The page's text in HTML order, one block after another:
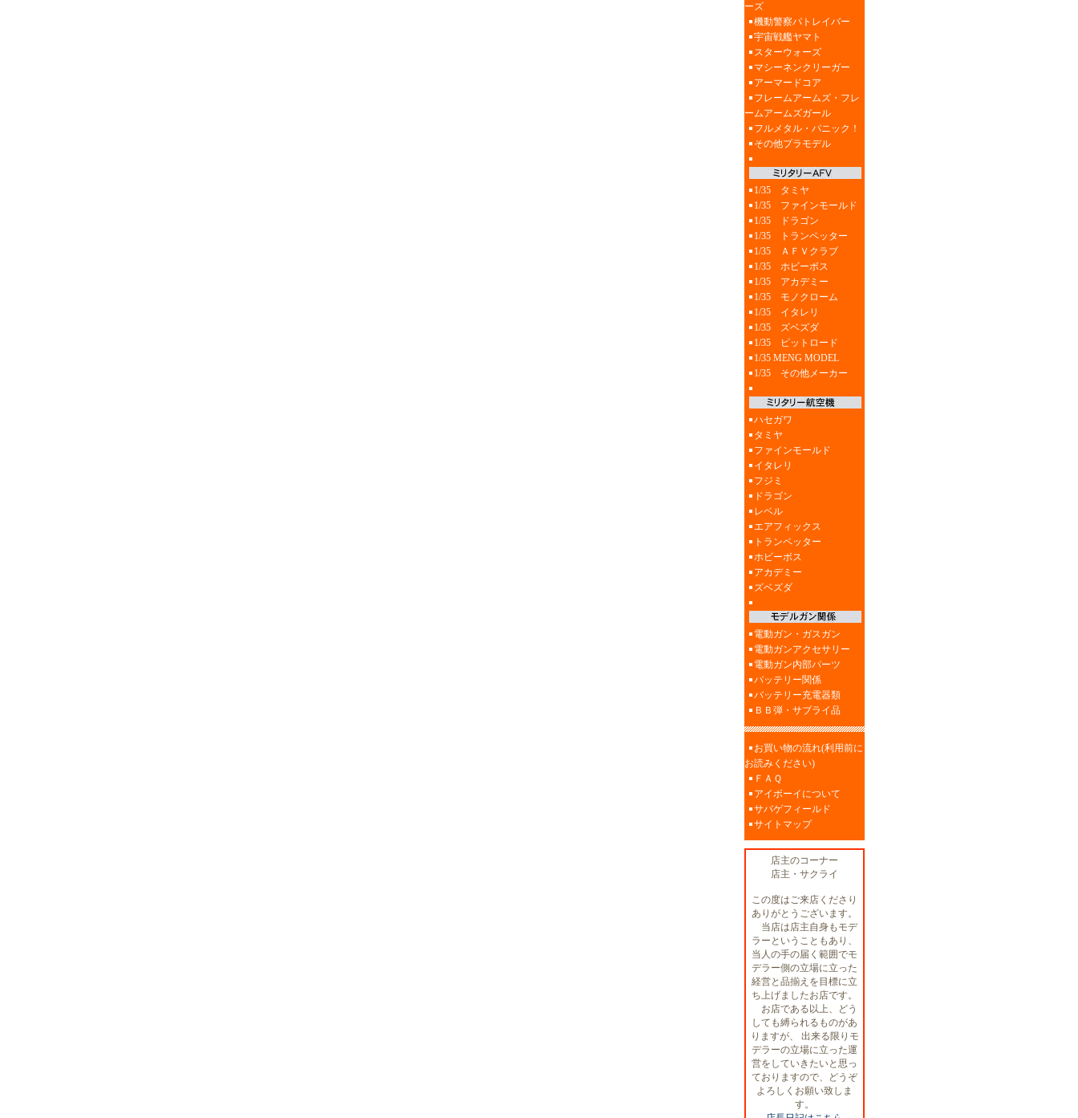
ーズ
機動警察パトレイバー
宇宙戦艦ヤマト
スターウォーズ
マシーネンクリーガー
アーマードコア
フレームアームズ・フレ
ームアームズガール
フルメタル・パニック！
その他プラモデル
1/35 タミヤ
1/35 ファインモールド
1/35 ドラゴン
1/35 トランペッター
1/35 ＡＦＶクラブ
1/35 ホビーボス
1/35 アカデミー
1/35 モノクローム
1/35 イタレリ
1/35 ズベズダ
1/35 ピットロード
1/35 MENG MODEL
1/35 その他メーカー
ハセガワ
タミヤ
ファインモールド
イタレリ
フジミ
ドラゴン
レベル
エアフィックス
トランペッター
ホビーボス
アカデミー
ズベズダ
電動ガン・ガスガン
電動ガンアクセサリー
電動ガン内部パーツ
バッテリー関係
バッテリー充電器類
ＢＢ弾・サブライ品
お買い物の流れ(利用前に
お読みください)
ＦＡＱ
アイボーイについて
サバゲフィールド
サイトマップ
店主のコーナー
店主・サクライ
この度はご来店くださり
ありがとうございます。
当店は店主自身もモデ
ラーということもあり、
当人の手の届く範囲でモ
デラー側の立場に立った
経営と品揃えを目標に立
ち上げましたお店です。
お店である以上、どう
しても縛られるものがあ
りますが、 出来る限りモ
デラーの立場に立った運
営をしていきたいと思っ
ておりますので、どうぞ
よろしくお願い致しま
す。